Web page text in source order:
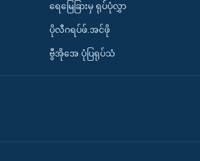
ရေမြေခြားမှ ရုပ်ပုံလွှာ
ပိုလီဂရပ်ဖ်.အင်ဖို
ဗွီအိုအေ ပုံပြရုပ်သံ